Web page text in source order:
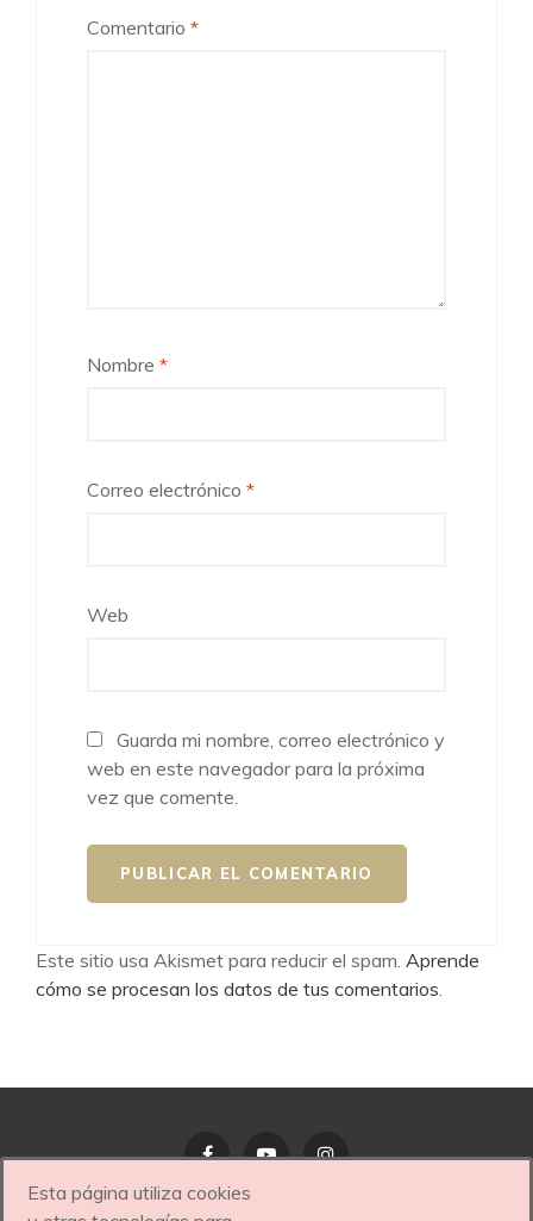
Comentario *
Nombre *
Correo electrónico *
Web
Guarda mi nombre, correo electrónico y
web en este navegador para la próxima
vez que comente.
Este sitio usa Akismet para reducir el spam. Aprende
cómo se procesan los datos de tus comentarios
Facebook
Esta página utiliza cookies